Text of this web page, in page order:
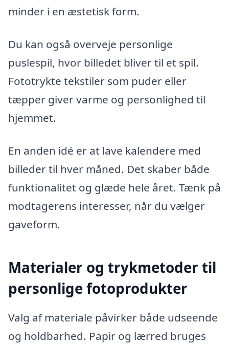
minder i en æstetisk form.
Du kan også overveje personlige
puslespil, hvor billedet bliver til et spil.
Fototrykte tekstiler som puder eller
tæpper giver varme og personlighed til
hjemmet.
En anden idé er at lave kalendere med
billeder til hver måned. Det skaber både
funktionalitet og glæde hele året. Tænk på
modtagerens interesser, når du vælger
gaveform.
Materialer og trykmetoder til
personlige fotoprodukter
Valg af materiale påvirker både udseende
og holdbarhed. Papir og lærred bruges